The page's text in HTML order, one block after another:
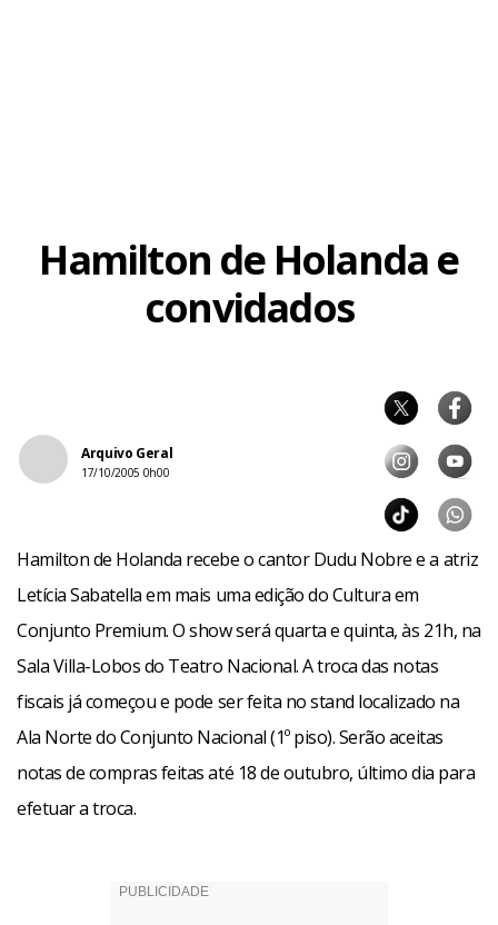
Hamilton de Holanda e
convidados
Arquivo Geral
17/10/2005 0h00
Hamilton de Holanda recebe o cantor Dudu Nobre e a atriz
Letícia Sabatella em mais uma edição do Cultura em
Conjunto Premium. O show será quarta e quinta, às 21h, na
Sala Villa-Lobos do Teatro Nacional. A troca das notas
fiscais já começou e pode ser feita no stand localizado na
Ala Norte do Conjunto Nacional (1º piso). Serão aceitas
notas de compras feitas até 18 de outubro, último dia para
efetuar a troca.